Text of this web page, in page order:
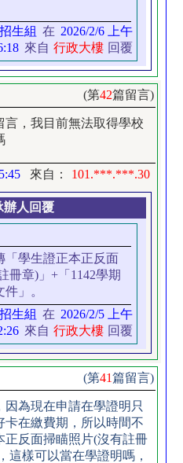
生組 在 2026/2/6 上午
來自 行政大樓 回覆
(第42篇留言)
言，我目前無法取得學校
來自： 101.***.***.30
辦人回覆
「學生證正本正反面
冊章)」+「1142學期
」。
生組 在 2026/2/5 上午
來自 行政大樓 回覆
(第41篇留言)
為現在申請在學證明只
在繳費期，所以時間不
正反面掃瞄照片(沒有註冊
這樣可以當在學證明嗎，